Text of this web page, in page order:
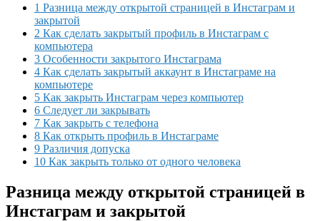
1 Разница между открытой страницей в Инстаграм и
закрытой
2 Как сделать закрытый профиль в Инстаграм с
компьютера
3 Особенности закрытого Инстаграма
4 Как сделать закрытый аккаунт в Инстаграме на
компьютере
5 Как закрыть Инстаграм через компьютер
6 Следует ли закрывать
7 Как закрыть с телефона
8 Как открыть профиль в Инстаграме
9 Различия допуска
10 Как закрыть только от одного человека
Разница между открытой страницей в
Инстаграм и закрытой